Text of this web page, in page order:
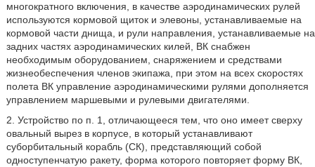
многократного включения, в качестве аэродинамических рулей
используются кормовой щиток и элевоны, устанавливаемые на
кормовой части днища, и рули направления, устанавливаемые на
задних частях аэродинамических килей, ВК снабжен
необходимым оборудованием, снаряжением и средствами
жизнеобеспечения членов экипажа, при этом на всех скоростях
полета ВК управление аэродинамическими рулями дополняется
управлением маршевыми и рулевыми двигателями.
2. Устройство по п. 1, отличающееся тем, что оно имеет сверху
овальный вырез в корпусе, в который устанавливают
суборбитальный корабль (СК), представляющий собой
одноступенчатую ракету, форма которого повторяет форму ВК,